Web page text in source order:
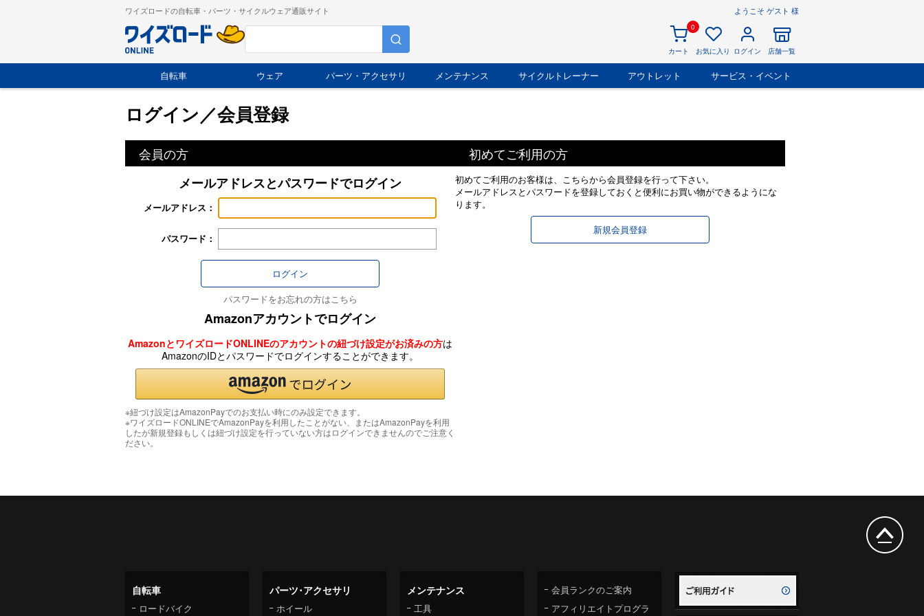
ワイズロードの自転車・パーツ・サイクルウェア通販サイト ようこそ ゲスト 様
0
カート お気に入り ログイン 店舗一覧
自転車 ウェア パーツ・アクセサリ メンテナンス サイクルトレーナー アウトレット サービス・イベント
ログイン／会員登録
会員の方
メールアドレスとパスワードでログイン
メールアドレス：
パスワード：
パスワードをお忘れの方はこちら
Amazonアカウントでログイン
AmazonとワイズロードONLINEのアカウントの紐づけ設定がお済みの方は
AmazonのIDとパスワードでログインすることができます。
※紐づけ設定はAmazonPayでのお支払い時にのみ設定できます。
※ワイズロードONLINEでAmazonPayを利用したことがない、またはAmazonPayを利用
したが新規登録もしくは紐づけ設定を行っていない方はログインできませんのでご注意く
ださい。
初めてご利用の方
初めてご利用のお客様は、こちらから会員登録を行って下さい。
メールアドレスとパスワードを登録しておくと便利にお買い物ができるようにな
ります。
自転車
ロードバイク
パーツ･アクセサリ
ホイール
メンテナンス
工具
会員ランクのご案内
アフィリエイトプログラ